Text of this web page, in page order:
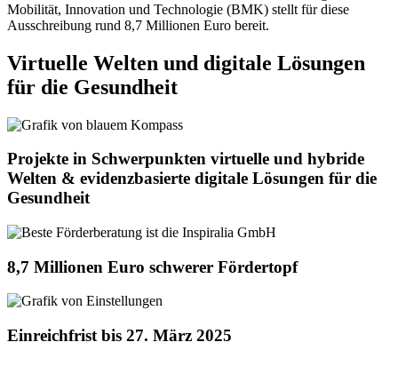
Mobilität, Innovation und Technologie (BMK) stellt für diese
Ausschreibung rund 8,7 Millionen Euro bereit.
Virtuelle Welten und digitale Lösungen
für die Gesundheit
Projekte in Schwerpunkten virtuelle und hybride
Welten & evidenzbasierte digitale Lösungen für die
Gesundheit
8,7 Millionen Euro schwerer Fördertopf
Einreichfrist bis 27. März 2025